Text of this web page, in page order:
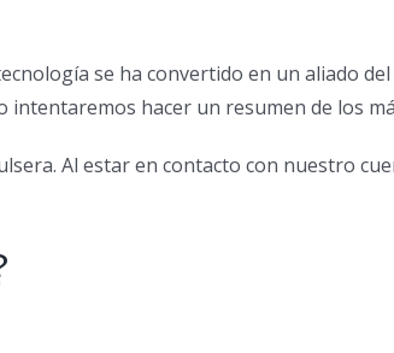
se ha convertido en un aliado
hacer un resumen de los
Al estar en contacto con nuestro